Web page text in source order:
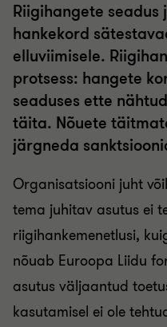
Riigihangete seadus
hankekord
elluviimisele.
protsess: hangete
seaduses ette
täita. Nõuete
järgneda
Organisatsiooni juht
tema juhitav asutus ei
riigihankemenetlusi,
nõuab Euroopa Liidu
asutus väljaantud
kasutamisel ei ole